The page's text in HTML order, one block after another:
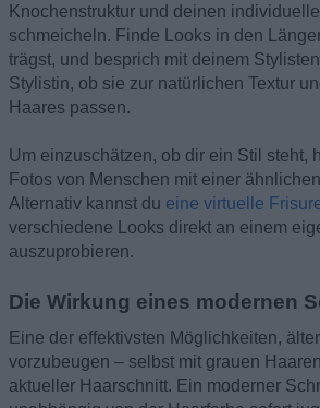
Knochenstruktur und deinen
schmeicheln. Finde Looks in den
trägst, und besprich mit deinem
Stylistin, ob sie zur natürlichen Textur
Haares passen.
Um einzuschätzen, ob dir ein Stil steht,
Fotos von Menschen mit einer
Alternativ kannst du eine virtuelle
verschiedene Looks direkt an einem
auszuprobieren.
Die Wirkung eines modernen
Eine der effektivsten Möglichkeiten,
vorzubeugen – selbst mit grauen
aktueller Haarschnitt. Ein moderner